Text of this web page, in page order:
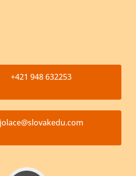
+421 948 632253
jolace@slovakedu.com